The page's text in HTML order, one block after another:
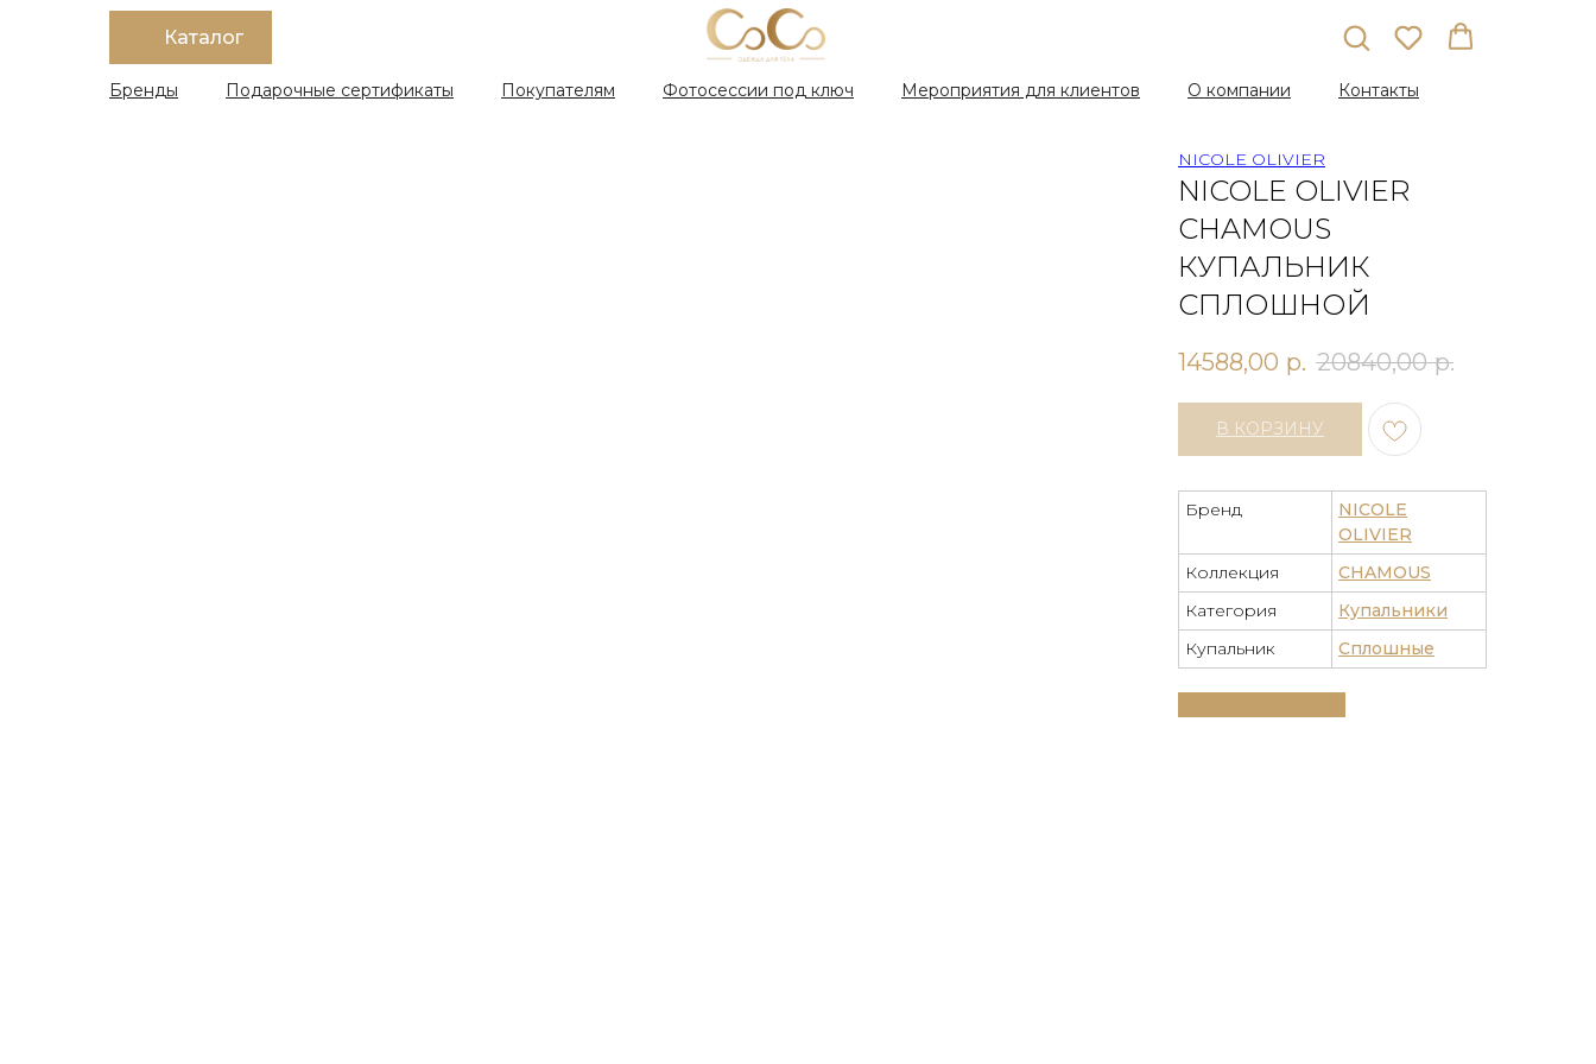
Каталог
Бренды Подарочные сертификаты Покупателям Фотосессии под ключ Мероприятия для клиентов О компании Контакты
NICOLE OLIVIER
CHAMOUS
КУПАЛЬНИК
СПЛОШНОЙ
NICOLE OLIVIER
14588,00 р. 20840,00 р.
В КОРЗИНУ
Бренд
NICOLE
OLIVIER
Коллекция
CHAMOUS
Категория
Купальники
Купальник
Сплошные